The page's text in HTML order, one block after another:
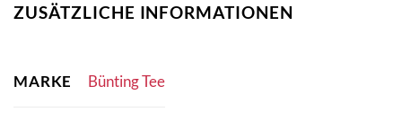
ZUSÄTZLICHE INFORMATIONEN
MARKE Bünting Tee